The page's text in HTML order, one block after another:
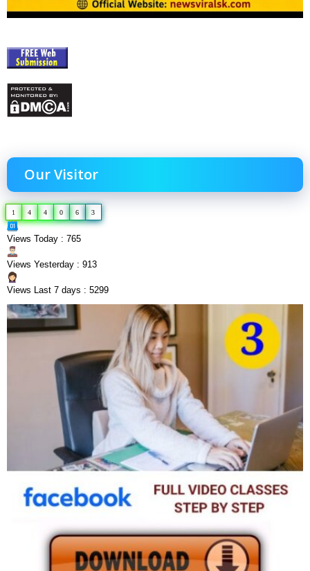
Our Visitor
1 4 4 0 6 3
Views Today : 765
Views Yesterday : 913
Views Last 7 days : 5299